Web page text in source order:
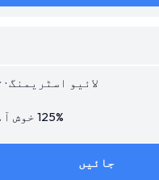
لائیو اسٹریمنگ
125% خوش آمدید بونس
جائیں